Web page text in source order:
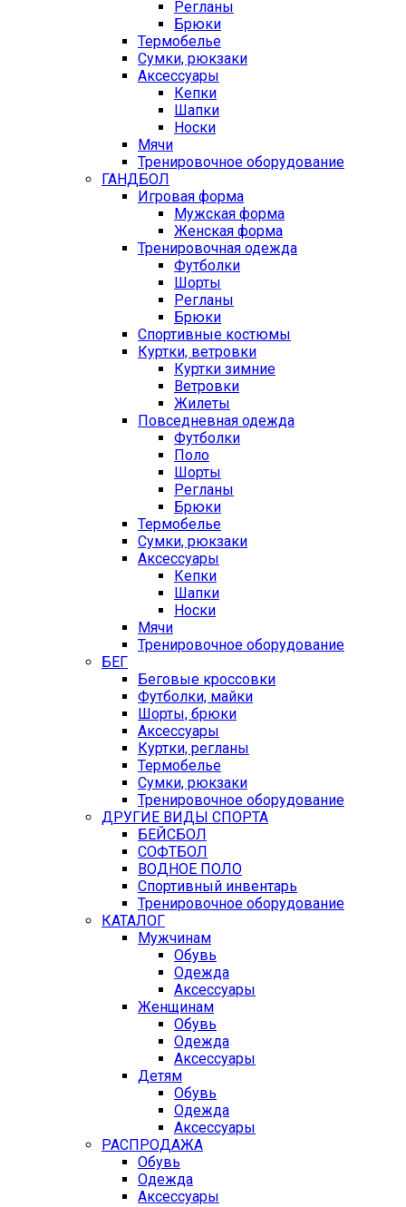
Регланы
Брюки
Термобелье
Сумки, рюкзаки
Аксессуары
Кепки
Шапки
Носки
Мячи
Тренировочное оборудование
ГАНДБОЛ
Игровая форма
Мужская форма
Женская форма
Тренировочная одежда
Футболки
Шорты
Регланы
Брюки
Спортивные костюмы
Куртки, ветровки
Куртки зимние
Ветровки
Жилеты
Повседневная одежда
Футболки
Поло
Шорты
Регланы
Брюки
Термобелье
Сумки, рюкзаки
Аксессуары
Кепки
Шапки
Носки
Мячи
Тренировочное оборудование
БЕГ
Беговые кроссовки
Футболки, майки
Шорты, брюки
Аксессуары
Куртки, регланы
Термобелье
Сумки, рюкзаки
Тренировочное оборудование
ДРУГИЕ ВИДЫ СПОРТА
БЕЙСБОЛ
СОФТБОЛ
ВОДНОЕ ПОЛО
Спортивный инвентарь
Тренировочное оборудование
КАТАЛОГ
Мужчинам
Обувь
Одежда
Аксессуары
Женщинам
Обувь
Одежда
Аксессуары
Детям
Обувь
Одежда
Аксессуары
РАСПРОДАЖА
Обувь
Одежда
Аксессуары